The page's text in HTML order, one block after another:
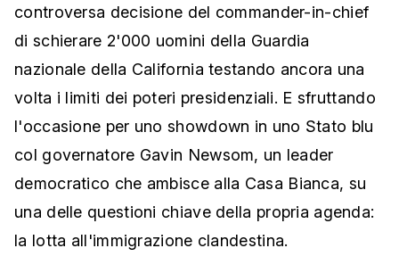
controversa decisione del commander-in-chief
di schierare 2'000 uomini della Guardia
nazionale della California testando ancora una
volta i limiti dei poteri presidenziali. E sfruttando
l'occasione per uno showdown in uno Stato blu
col governatore Gavin Newsom, un leader
democratico che ambisce alla Casa Bianca, su
una delle questioni chiave della propria agenda:
la lotta all'immigrazione clandestina.